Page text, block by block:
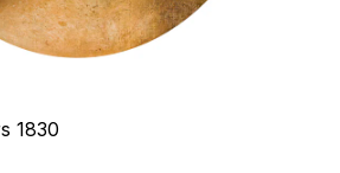
1830